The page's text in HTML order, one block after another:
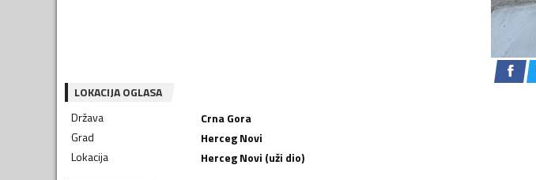
LOKACIJA OGLASA
Država
Crna Gora
Grad
Herceg Novi
Lokacija
Herceg Novi (uži dio)